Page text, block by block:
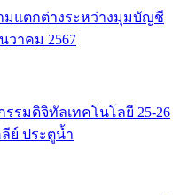
มแตกต่างระหว่างมุมบัญชี
วาคม 2567
รมดิจิทัลเทคโนโลยี 25-26
ลีย์ ประตูน้ำ